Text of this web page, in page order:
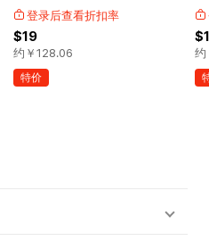
登录后查看折扣率
$19
约￥ 128.06
特价
膜)
约